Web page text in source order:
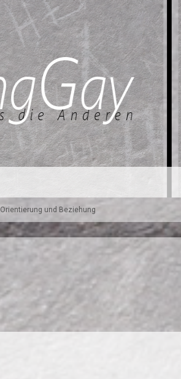
Orientierung und Beziehung